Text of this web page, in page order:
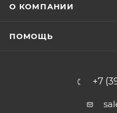
О КОМПАНИИ
ПОМОЩЬ
+7